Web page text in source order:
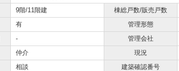
9階/11階建 棟総戸数/販売戸数
有 管理形態
- 管理会社
仲介 現況
相談 建築確認番号